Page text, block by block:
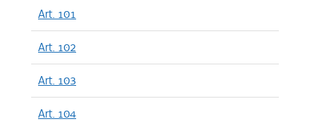
Art. 101
Art. 102
Art. 103
Art. 104